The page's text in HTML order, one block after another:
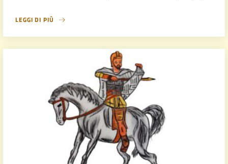
LEGGI DI PIÙ